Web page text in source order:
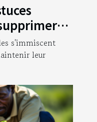
dans
?
s'immiscent
leur